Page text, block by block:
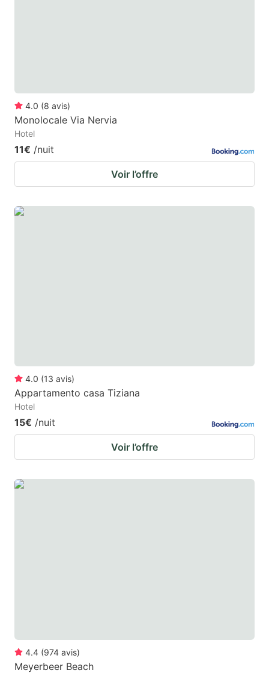
4.0 (8 avis)
Monolocale Via Nervia
Hotel
11€ /nuit
Voir l’offre
4.0 (13 avis)
Appartamento casa Tiziana
Hotel
15€ /nuit
Voir l’offre
4.4 (974 avis)
Meyerbeer Beach